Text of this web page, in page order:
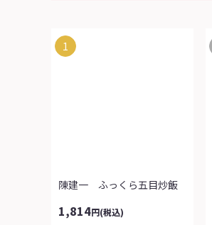
1
陳建一 ふっくら五目炒飯
1,814円(税込)